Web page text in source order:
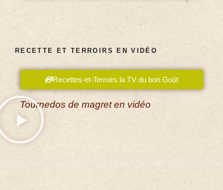
RECETTE ET TERROIRS EN VIDÉO
Recettes-et-Terroirs la TV du bon Goût
Tournedos de magret en vidéo